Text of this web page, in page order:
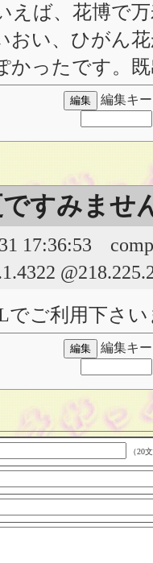
えば、花博で
おい、ひがん
かったです。
編集キー
ですみませ
17:36:53
でご利用下さ
編集キー
（20